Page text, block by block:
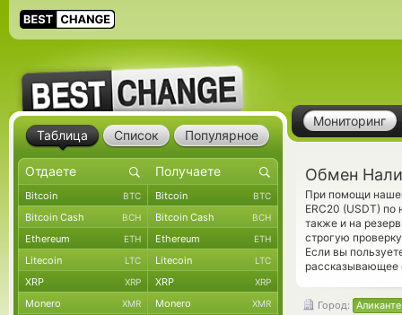
Мониторинг
Обмен
При помощи
ERC20 (USDT)
также и на
строгую
Если вы
рассказывающее
Город: Аликанте
Таблица Список Популярное
Bitcoin BTC Bitcoin BTC
Bitcoin Cash BCH Bitcoin Cash BCH
Ethereum ETH Ethereum ETH
Litecoin LTC Litecoin LTC
XRP XRP XRP XRP
Monero XMR Monero XMR